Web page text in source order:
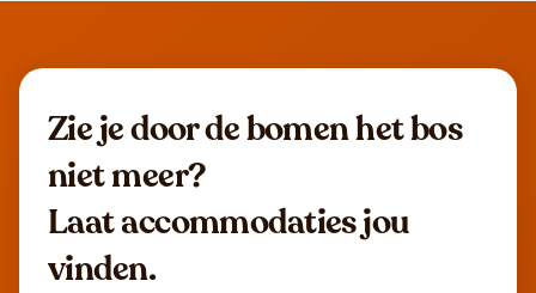
Zie je door de bomen het bos
niet meer?
Laat accommodaties jou
vinden.